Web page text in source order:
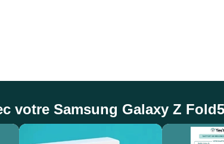
votre Samsung Galaxy Z